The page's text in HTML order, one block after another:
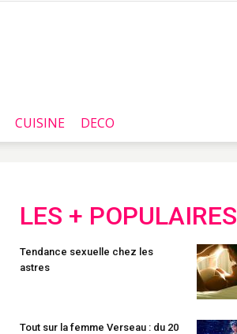
CUISINE DECO
LES + POPULAIRES
Tendance sexuelle chez les
astres
Tout sur la femme Verseau : du 20